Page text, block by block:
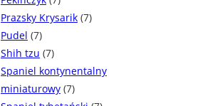
Prazsky Krysarik (7)
Pudel (7)
Shih tzu (7)
Spaniel kontynentalny
miniaturowy (7)